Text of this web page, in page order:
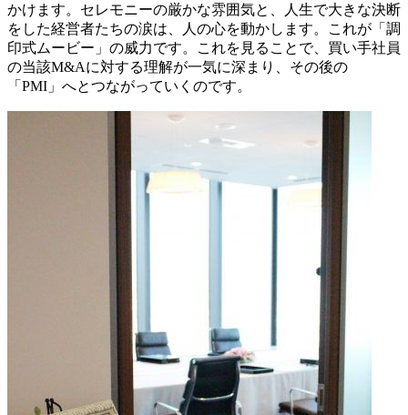
かけます。セレモニーの厳かな雰囲気と、人生で大きな決断
をした経営者たちの涙は、人の心を動かします。これが「調
印式ムービー」の威力です。これを見ることで、買い手社員
の当該M&Aに対する理解が一気に深まり、その後の
「PMI」へとつながっていくのです。